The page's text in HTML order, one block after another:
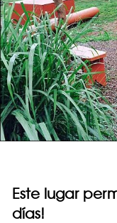
Este lugar
días!